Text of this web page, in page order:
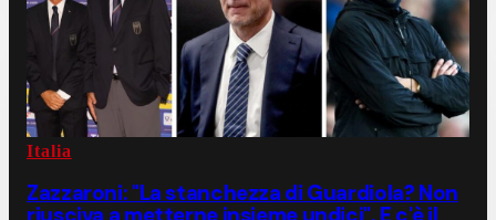
Italia
Zazzaroni: "La stanchezza di Guardiola? Non